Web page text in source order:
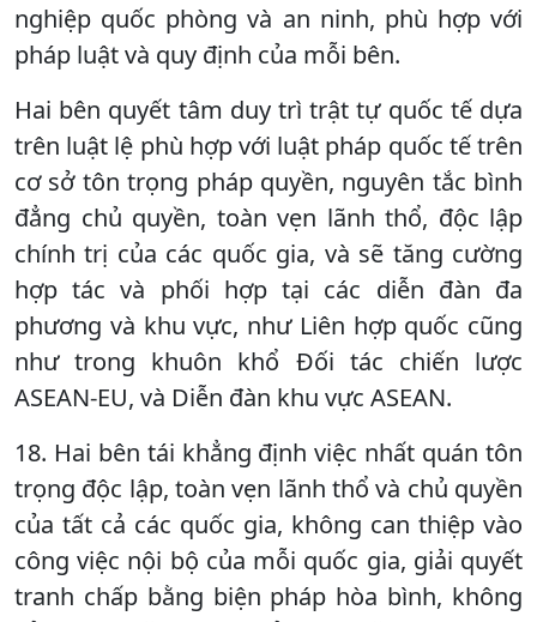
nghiệp quốc phòng và an ninh, phù hợp với
pháp luật và quy định của mỗi bên.
Hai bên quyết tâm duy trì trật tự quốc tế dựa
trên luật lệ phù hợp với luật pháp quốc tế trên
cơ sở tôn trọng pháp quyền, nguyên tắc bình
đẳng chủ quyền, toàn vẹn lãnh thổ, độc lập
chính trị của các quốc gia, và sẽ tăng cường
hợp tác và phối hợp tại các diễn đàn đa
phương và khu vực, như Liên hợp quốc cũng
như trong khuôn khổ Đối tác chiến lược
ASEAN-EU, và Diễn đàn khu vực ASEAN.
18. Hai bên tái khẳng định việc nhất quán tôn
trọng độc lập, toàn vẹn lãnh thổ và chủ quyền
của tất cả các quốc gia, không can thiệp vào
công việc nội bộ của mỗi quốc gia, giải quyết
tranh chấp bằng biện pháp hòa bình, không